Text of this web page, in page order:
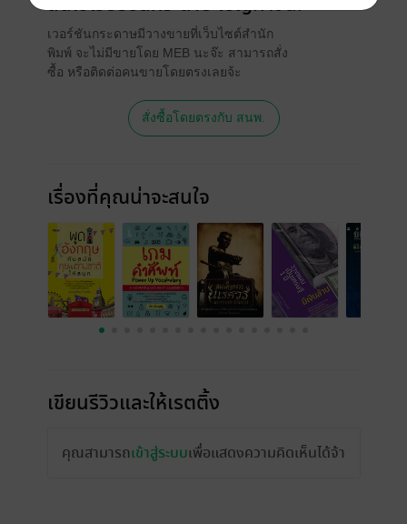
เวอร์ชันกระดาษมีวางขายที่เว็บไซต์สำนัก
พิมพ์ จะไม่มีขายโดย MEB นะจ๊ะ สามารถสั่ง
ซื้อ หรือติดต่อคนขายโดยตรงเลยจ้ะ
สั่งซื้อโดยตรงกับ สนพ.
เรื่องที่คุณน่าจะสนใจ
เขียนรีวิวและให้เรตติ้ง
คุณสามารถเข้าสู่ระบบเพื่อแสดงความคิดเห็นได้จ้า